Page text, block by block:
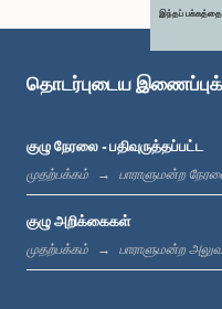
இந்தப் பக்கத்தை
தொடர்புடைய
குழு நேரலை - பதிவுருத்தப்பட்ட
முதற்பக்கம் பாராளுமன்ற
குழு அறிக்கைகள்
முதற்பக்கம் பாராளுமன்ற